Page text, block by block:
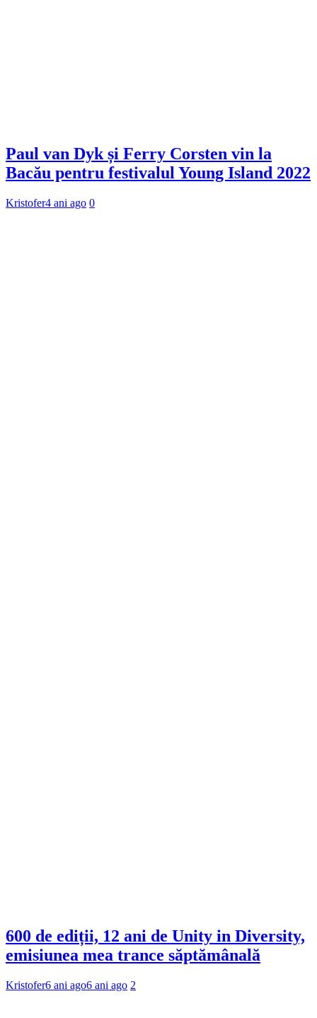
Paul van Dyk și Ferry Corsten vin la
Bacău pentru festivalul Young Island 2022
Kristofer4 ani ago 0
600 de ediții, 12 ani de Unity in Diversity,
emisiunea mea trance săptămânală
Kristofer6 ani ago6 ani ago 2